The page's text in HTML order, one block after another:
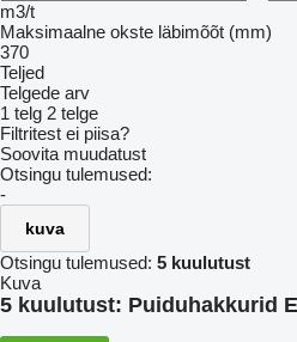
m3/t
Maksimaalne okste läbimõõt (mm)
370
Teljed
Telgede arv
1 telg 2 telge
Filtritest ei piisa?
Soovita muudatust
Otsingu tulemused:
-
kuva
Otsingu tulemused: 5 kuulutust
Kuva
5 kuulutust: Puiduhakkurid